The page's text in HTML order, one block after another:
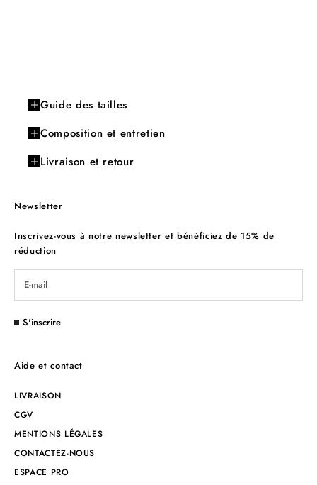
Guide des tailles
Composition et entretien
Livraison et retour
Newsletter
Inscrivez-vous à notre newsletter et bénéficiez de 15% de
réduction
S'inscrire
Aide et contact
LIVRAISON
CGV
MENTIONS LÉGALES
CONTACTEZ-NOUS
ESPACE PRO